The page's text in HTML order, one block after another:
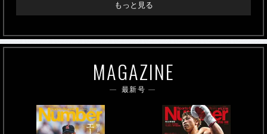
もっと見る
MAGAZINE
最新号